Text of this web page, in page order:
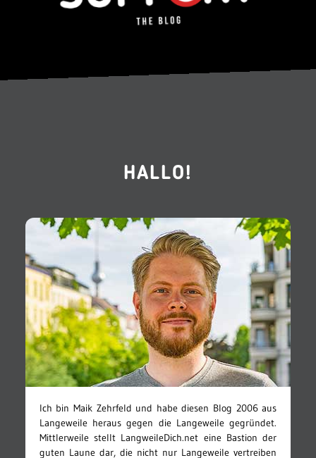
HALLO!
Ich bin Maik Zehrfeld und habe diesen Blog 2006 aus
Langeweile heraus gegen die Langeweile gegründet.
Mittlerweile stellt LangweileDich.net eine Bastion der
guten Laune dar, die nicht nur Langeweile vertreiben